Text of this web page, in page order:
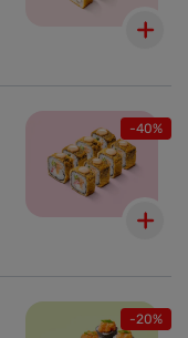
-40%
-20%